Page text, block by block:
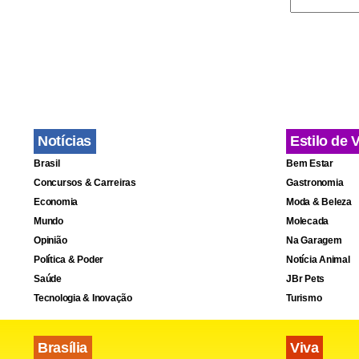
fogo (ilegal
de mais
O Serviço
a falha que
orelha do
Notícias
Brasil
Concursos & Carreiras
Economia
Mundo
Opinião
Política & Poder
Saúde
Tecnologia & Inovação
Brasília
Estilo de
Bem Estar
Gastronomia
Moda & Beleza
Molecada
Na Garagem
Notícia Animal
JBr Pets
Turismo
Viva